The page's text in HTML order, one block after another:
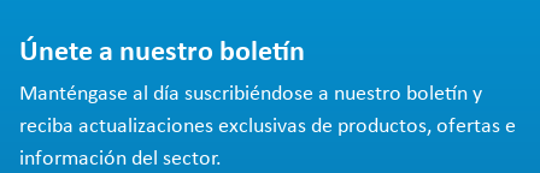
Únete a nuestro boletín
Manténgase al día suscribiéndose a nuestro boletín y
reciba actualizaciones exclusivas de productos, ofertas e
información del sector.